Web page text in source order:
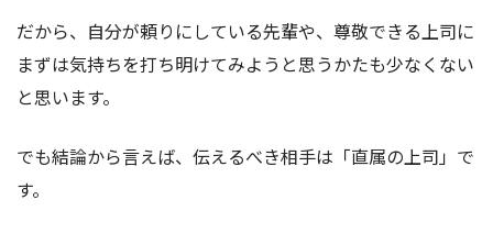
だから、自分が頼りにしている先輩や、尊敬できる上司に
まずは気持ちを打ち明けてみようと思うかたも少なくない
と思います。
でも結論から言えば、伝えるべき相手は「直属の上司」で
す。